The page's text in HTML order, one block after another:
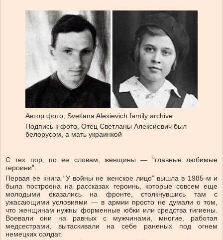
Автор фото, Svetlana Alexievich family archive
Подпись к фото, Отец Светланы Алексиевич был
белорусом, а мать украинкой
С тех пор, по ее словам, женщины — “главные любимые
героини”.
Первая ее книга “У войны не женское лицо” вышла в 1985-м и
была построена на рассказах героинь, которые совсем еще
молодыми оказались на фронте, столкнувшись там с
ужасающими условиями — в армии просто не думали о том,
что женщинам нужны форменные юбки или средства гигиены.
Воевали они на равных с мужчинами, многие, работая
медсестрами, вытаскивали на себе раненых под огнем
немецких солдат.